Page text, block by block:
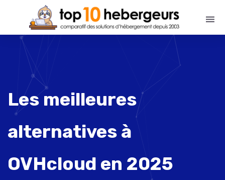
Les meilleures
alternatives à
OVHcloud en 2025